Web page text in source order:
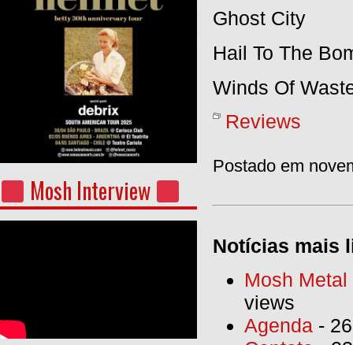
Mosh Interview
Ghost City
Hail To The
Winds Of
Reviews
Postado em
Notícias mais
Mosh
views
Agenda -